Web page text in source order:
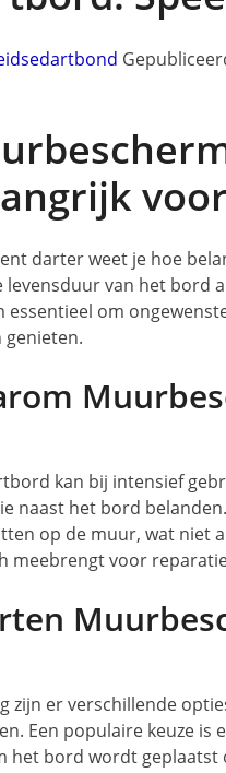
darter weet je hoe
levensduur van het bord
essentieel om
genieten.
kan bij intensief
naast het bord
op de muur, wat niet
meebrengt voor
zijn er verschillende
Een populaire keuze
het bord wordt geplaatst